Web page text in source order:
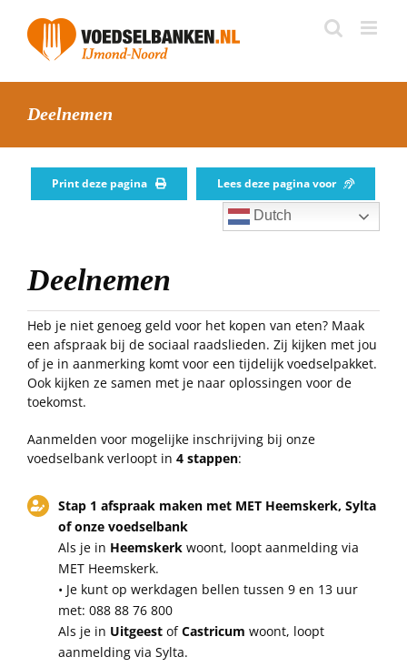
content
Deelnemen
Print deze pagina Lees deze pagina voor
Dutch
Deelnemen
Heb je niet genoeg geld voor het kopen van eten? Maak
een afspraak bij de sociaal raadslieden. Zij kijken met jou
of je in aanmerking komt voor een tijdelijk voedselpakket.
Ook kijken ze samen met je naar oplossingen voor de
toekomst.
Aanmelden voor mogelijke inschrijving bij onze
voedselbank verloopt in 4 stappen:
Stap 1 afspraak maken met MET Heemskerk, Sylta
of onze voedselbank
Als je in Heemskerkwoont, loopt aanmelding via
MET Heemskerk.
• Je kunt op werkdagen bellen tussen 9 en 13 uur
met: 088 88 76 800
Als je in UitgeestofCastricum woont, loopt
aanmelding via Sylta.